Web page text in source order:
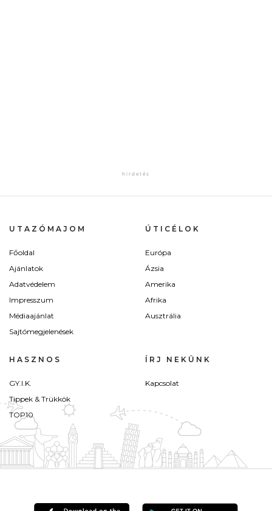
UTAZÓMAJOM
Főoldal
Ajánlatok
Adatvédelem
Impresszum
Médiaajánlat
Sajtómegjelenések
ÚTICÉLOK
Európa
Ázsia
Amerika
Afrika
Ausztrália
HASZNOS
GY.I.K.
Tippek & Trükkök
TOP10
ÍRJ NEKÜNK
Kapcsolat